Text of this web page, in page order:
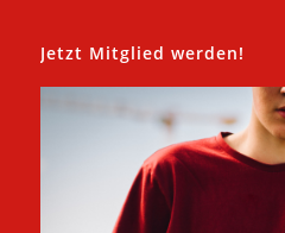
Jetzt Mitglied werden!